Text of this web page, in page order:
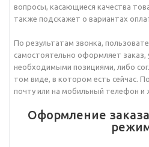
вопросы, касающиеся качества
также подскажет о вариантах
По результатам звонка,
самостоятельно оформляет заказ,
необходимыми позициями, либо
том виде, в котором есть сейчас.
почту или на мобильный телефон и
Оформление